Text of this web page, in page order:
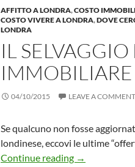
AFFITTO A LONDRA,COSTO
COSTO VIVERE A LONDRA,DOVE
LONDRA
IL
04/10/2015 LEAVE A COMMENT
Se qualcuno non fosse
londinese, eccovi le ultime
Continue reading
Il selvaggio
→